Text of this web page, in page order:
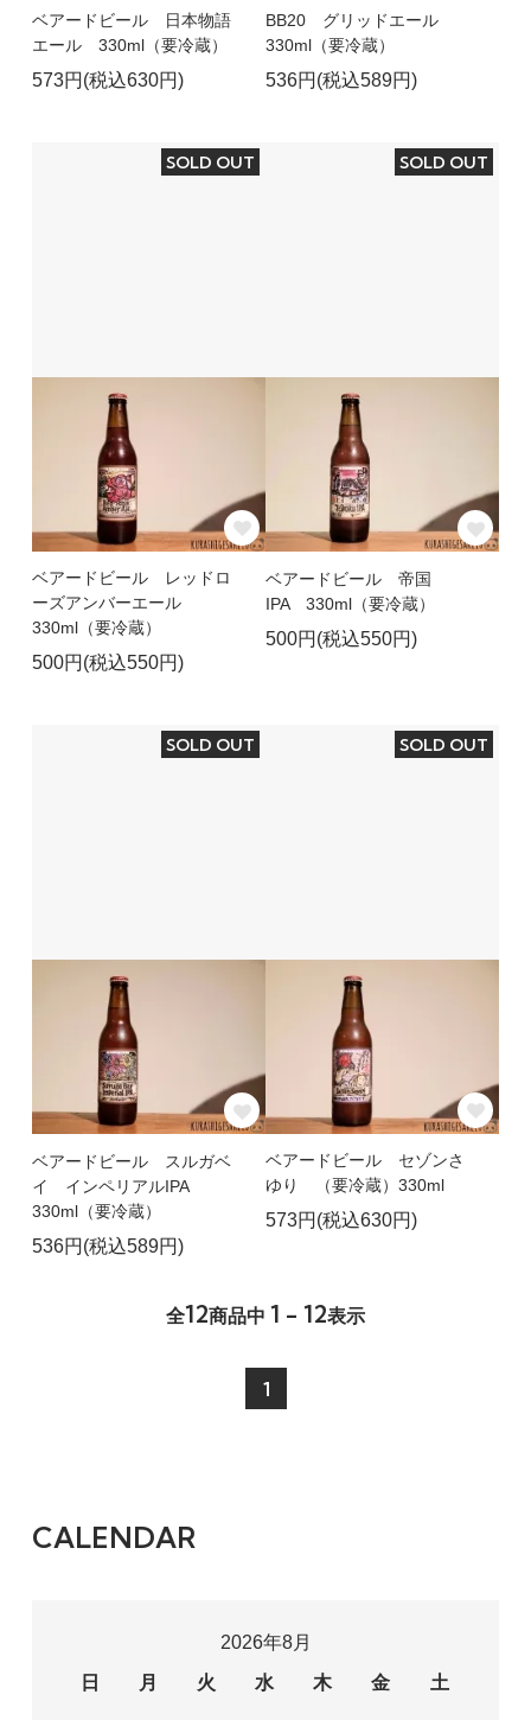
ベアードビール 日本物語
エール 330ml（要冷蔵）
573円(税込630円)
BB20 グリッドエール
330ml（要冷蔵）
536円(税込589円)
SOLD OUT
ベアードビール レッドロ
ーズアンバーエール
330ml（要冷蔵）
500円(税込550円)
SOLD OUT
ベアードビール 帝国
IPA 330ml（要冷蔵）
500円(税込550円)
SOLD OUT
ベアードビール スルガベ
イ インペリアルIPA
330ml（要冷蔵）
536円(税込589円)
SOLD OUT
ベアードビール セゾンさ
ゆり （要冷蔵）330ml
573円(税込630円)
全12商品中 1 - 12表示
1
CALENDAR
2026年8月
日
月 火 水 木 金 土